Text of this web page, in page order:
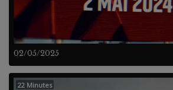
02/05/2025
22 Minutes